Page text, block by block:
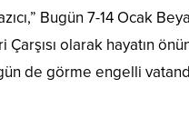
Bugün 7-14 Ocak
olarak hayatın
de görme engelli